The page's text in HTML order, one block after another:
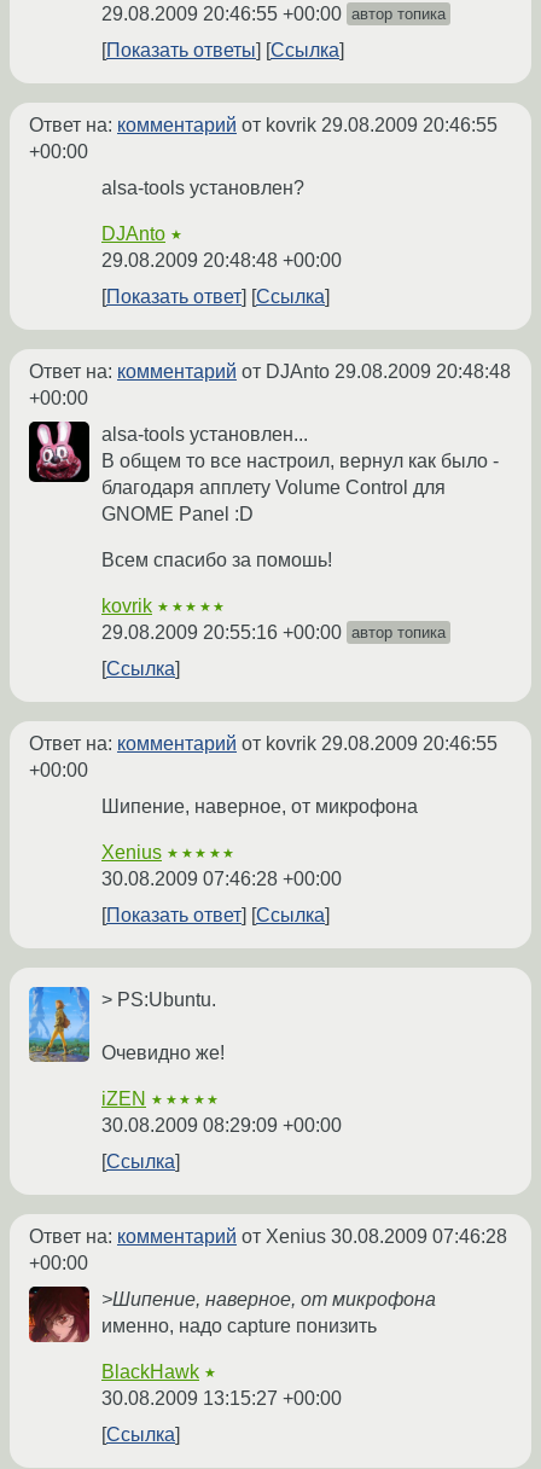
29.08.2009 20:46:55 +00:00 автор топика
Показать ответы Ссылка
Ответ на: комментарий от kovrik 29.08.2009 20:46:55
+00:00
alsa-tools установлен?
DJAnto ★
29.08.2009 20:48:48 +00:00
Показать ответ
Ссылка
Ответ на: комментарий от DJAnto 29.08.2009 20:48:48
+00:00
alsa-tools установлен...
В общем то все настроил, вернул как было -
благодаря апплету Volume Control для
GNOME Panel :D
Всем спасибо за помошь!
kovrik ★★★★★
29.08.2009 20:55:16 +00:00 автор топика
Ссылка
Ответ на: комментарий от kovrik 29.08.2009 20:46:55
+00:00
Шипение, наверное, от микрофона
Xenius ★★★★★
30.08.2009 07:46:28 +00:00
Показать ответ
Ссылка
> PS:Ubuntu.
Очевидно же!
iZEN ★★★★★
30.08.2009 08:29:09 +00:00
Ссылка
Ответ на: комментарий от Xenius 30.08.2009 07:46:28
+00:00
>Шипение, наверное, от микрофона
именно, надо capture понизить
BlackHawk ★
30.08.2009 13:15:27 +00:00
Ссылка